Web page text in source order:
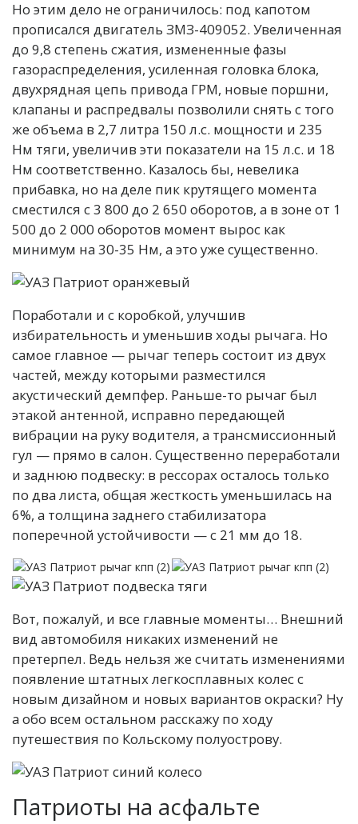
Но этим дело не ограничилось: под капотом
прописался двигатель ЗМЗ-409052. Увеличенная
до 9,8 степень сжатия, измененные фазы
газораспределения, усиленная головка блока,
двухрядная цепь привода ГРМ, новые поршни,
клапаны и распредвалы позволили снять с того
же объема в 2,7 литра 150 л.с. мощности и 235
Нм тяги, увеличив эти показатели на 15 л.с. и 18
Нм соответственно. Казалось бы, невелика
прибавка, но на деле пик крутящего момента
сместился с 3 800 до 2 650 оборотов, а в зоне от 1
500 до 2 000 оборотов момент вырос как
минимум на 30-35 Нм, а это уже существенно.
Поработали и с коробкой, улучшив
избирательность и уменьшив ходы рычага. Но
самое главное — рычаг теперь состоит из двух
частей, между которыми разместился
акустический демпфер. Раньше-то рычаг был
этакой антенной, исправно передающей
вибрации на руку водителя, а трансмиссионный
гул — прямо в салон. Существенно переработали
и заднюю подвеску: в рессорах осталось только
по два листа, общая жесткость уменьшилась на
6%, а толщина заднего стабилизатора
поперечной устойчивости — с 21 мм до 18.
Вот, пожалуй, и все главные моменты… Внешний
вид автомобиля никаких изменений не
претерпел. Ведь нельзя же считать изменениями
появление штатных легкосплавных колес с
новым дизайном и новых вариантов окраски? Ну
а обо всем остальном расскажу по ходу
путешествия по Кольскому полуострову.
Патриоты на асфальте